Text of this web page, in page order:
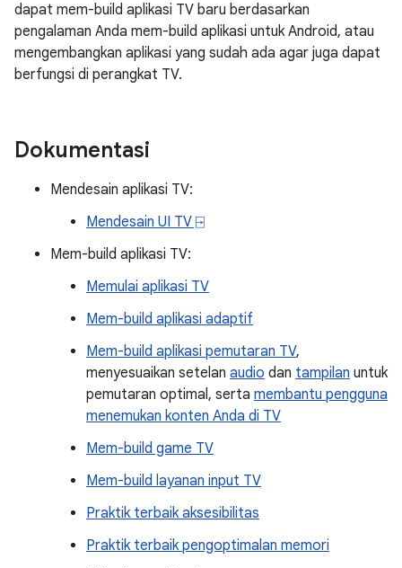
dapat mem-build aplikasi TV baru berdasarkan
pengalaman Anda mem-build aplikasi untuk Android, atau
mengembangkan aplikasi yang sudah ada agar juga dapat
berfungsi di perangkat TV.
Dokumentasi
Mendesain aplikasi TV:
Mendesain UI TV ⍈
Mem-build aplikasi TV:
Memulai aplikasi TV
Mem-build aplikasi adaptif
Mem-build aplikasi pemutaran TV,
menyesuaikan setelan audio dan tampilan untuk
pemutaran optimal, serta membantu pengguna
menemukan konten Anda di TV
Mem-build game TV
Mem-build layanan input TV
Praktik terbaik aksesibilitas
Praktik terbaik pengoptimalan memori